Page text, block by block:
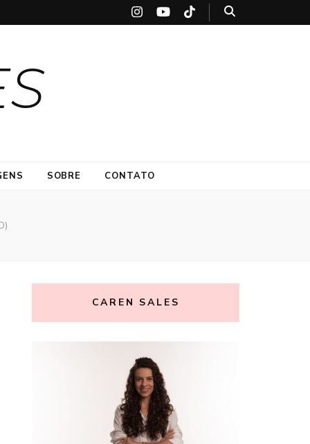
SOBRE CONTATO
CAREN SALES